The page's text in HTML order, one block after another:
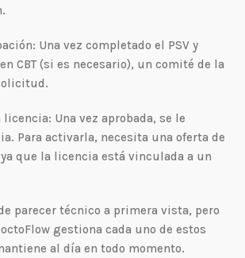
Una vez completado el PSV y
CBT (si es necesario), un comité de la
Una vez aprobada, se le
Para activarla, necesita una oferta de
que la licencia está vinculada a un
parecer técnico a primera vista, pero
gestiona cada uno de estos
al día en todo momento.